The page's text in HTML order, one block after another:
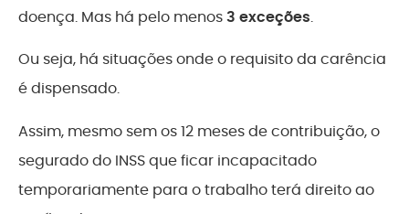
doença. Mas há pelo menos3 exceções.
Ou seja, há situações onde o requisito da carência
é dispensado.
Assim, mesmo sem os 12 meses de contribuição, o
segurado do INSS que ficar incapacitado
temporariamente para o trabalho terá direito ao